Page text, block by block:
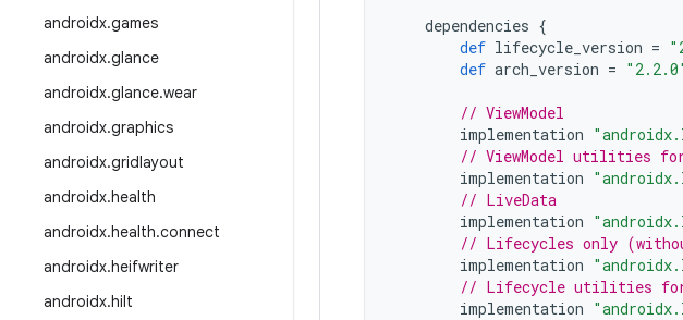
androidx.games
androidx.glance
androidx.glance.wear
androidx.graphics
androidx.gridlayout
androidx.health
androidx.health.connect
androidx.heifwriter
androidx.hilt
dependencies {
def lifecycle_version =
def arch_version =
// ViewModel
implementation
// ViewModel utilities for
implementation
// LiveData
implementation
// Lifecycles only
implementation
// Lifecycle utilities for
implementation